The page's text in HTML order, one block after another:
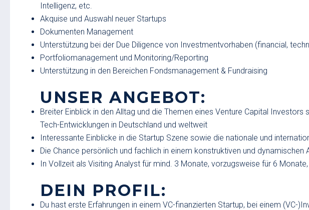
Intelligenz, etc.
Akquise und Auswahl neuer Startups
Dokumenten Management
Unterstützung bei der Due Diligence von Investmentvorhaben (financial,
Portfoliomanagement und Monitoring/Reporting
Unterstützung in den Bereichen Fondsmanagement & Fundraising
UNSER ANGEBOT:
Breiter Einblick in den Alltag und die Themen eines Venture Capital
Tech-Entwicklungen in Deutschland und weltweit
Interessante Einblicke in die Startup Szene sowie die nationale und
Die Chance persönlich und fachlich in einem konstruktiven und dynamischen
In Vollzeit als Visiting Analyst für mind. 3 Monate, vorzugsweise für 6
DEIN PROFIL:
Du hast erste Erfahrungen in einem VC-finanzierten Startup, bei einem (VC-